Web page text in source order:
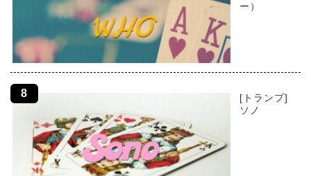
ー）
[トランプ]
ソノ